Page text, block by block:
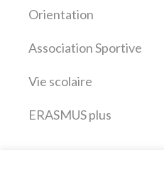
Français
Latin
Sciences physiques
Technologie
Orientation
Association Sportive
Vie scolaire
ERASMUS plus